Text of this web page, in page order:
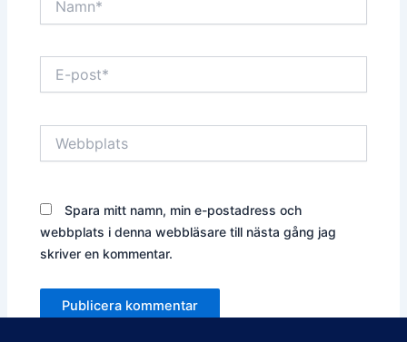
post*
Spara mitt namn, min e-postadress och
webbplats i denna webbläsare till nästa gång jag
skriver en kommentar.